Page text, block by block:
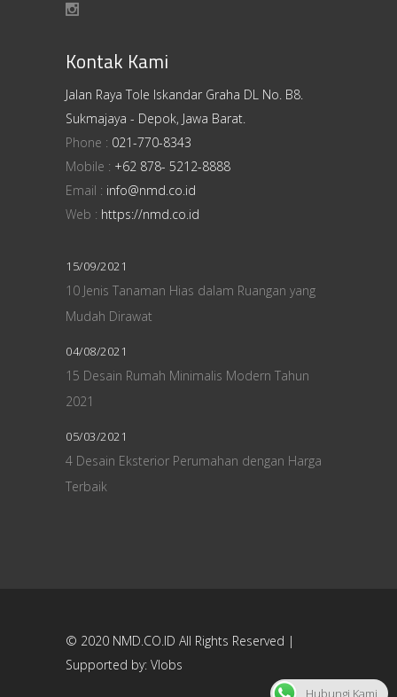
Kontak Kami
Jalan Raya Tole Iskandar Graha DL No. B8.
Sukmajaya - Depok, Jawa Barat.
Phone : 021-770-8343
Mobile : +62 878- 5212-8888
Email : info@nmd.co.id
Web : https://nmd.co.id
15/09/2021
10 Jenis Tanaman Hias dalam Ruangan yang
Mudah Dirawat
04/08/2021
15 Desain Rumah Minimalis Modern Tahun
2021
05/03/2021
4 Desain Eksterior Perumahan dengan Harga
Terbaik
© 2020 NMD.CO.ID All Rights Reserved |
Supported by: Vlobs
Hubungi Kami